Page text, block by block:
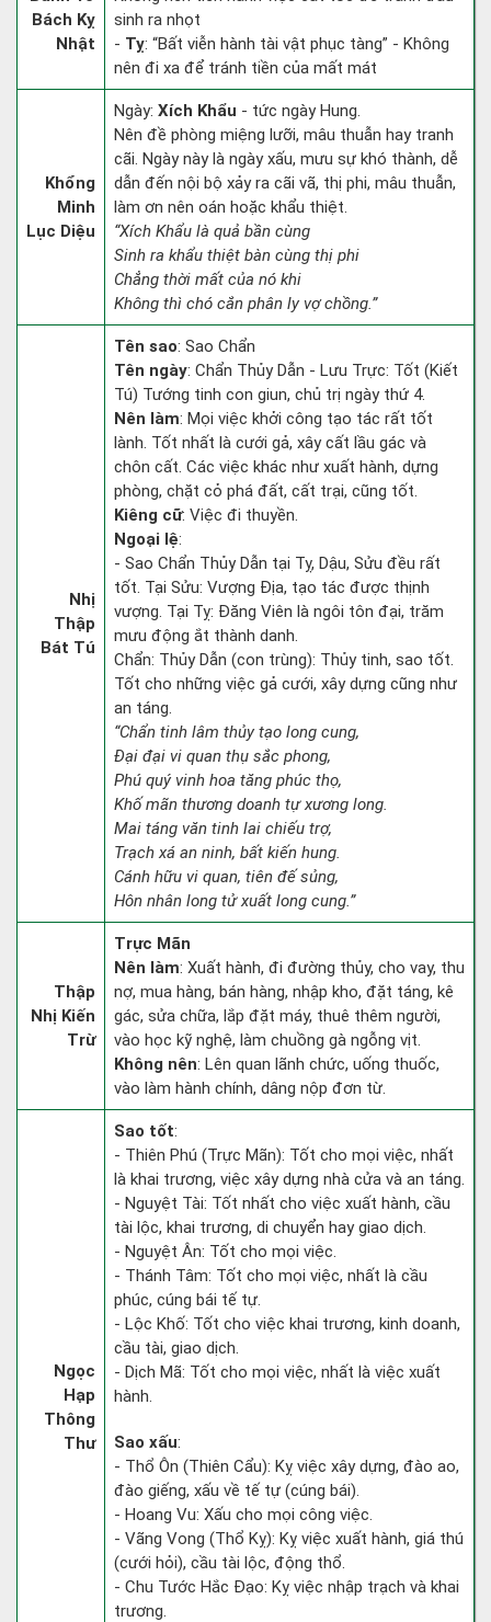
Bách Kỵ
Nhật
sinh ra nhọt
- Tỵ: “Bất viễn hành tài vật phục tàng” - Không
nên đi xa để tránh tiền của mất mát
Khổng
Minh
Lục Diệu
Ngày: Xích Khẩu - tức ngày Hung.
Nên đề phòng miệng lưỡi, mâu thuẫn hay tranh
cãi. Ngày này là ngày xấu, mưu sự khó thành, dễ
dẫn đến nội bộ xảy ra cãi vã, thị phi, mâu thuẫn,
làm ơn nên oán hoặc khẩu thiệt.
“Xích Khẩu là quả bần cùng
Sinh ra khẩu thiệt bàn cùng thị phi
Chẳng thời mất của nó khi
Không thì chó cắn phân ly vợ chồng.”
Nhị
Thập
Bát Tú
Tên sao: Sao Chẩn
Tên ngày: Chẩn Thủy Dẫn - Lưu Trực: Tốt (Kiết
Tú) Tướng tinh con giun, chủ trị ngày thứ 4.
Nên làm: Mọi việc khởi công tạo tác rất tốt
lành. Tốt nhất là cưới gả, xây cất lầu gác và
chôn cất. Các việc khác như xuất hành, dựng
phòng, chặt cỏ phá đất, cất trại, cũng tốt.
Kiêng cữ: Việc đi thuyền.
Ngoại lệ:
- Sao Chẩn Thủy Dẫn tại Tỵ, Dậu, Sửu đều rất
tốt. Tại Sửu: Vượng Địa, tạo tác được thịnh
vượng. Tại Tỵ: Đăng Viên là ngôi tôn đại, trăm
mưu động ắt thành danh.
Chẩn: Thủy Dẫn (con trùng): Thủy tinh, sao tốt.
Tốt cho những việc gả cưới, xây dựng cũng như
an táng.
“Chẩn tinh lâm thủy tạo long cung,
Đại đại vi quan thụ sắc phong,
Phú quý vinh hoa tăng phúc thọ,
Khố mãn thương doanh tự xương long.
Mai táng văn tinh lai chiếu trợ,
Trạch xá an ninh, bất kiến hung.
Cánh hữu vi quan, tiên đế sủng,
Hôn nhân long tử xuất long cung.”
Thập
Nhị Kiến
Trừ
Trực Mãn
Nên làm: Xuất hành, đi đường thủy, cho vay, thu
nợ, mua hàng, bán hàng, nhập kho, đặt táng, kê
gác, sửa chữa, lắp đặt máy, thuê thêm người,
vào học kỹ nghệ, làm chuồng gà ngỗng vịt.
Không nên: Lên quan lãnh chức, uống thuốc,
vào làm hành chính, dâng nộp đơn từ.
Ngọc
Hạp
Thông
Thư
Sao tốt:
- Thiên Phú (Trực Mãn): Tốt cho mọi việc, nhất
là khai trương, việc xây dựng nhà cửa và an táng.
- Nguyệt Tài: Tốt nhất cho việc xuất hành, cầu
tài lộc, khai trương, di chuyển hay giao dịch.
- Nguyệt Ân: Tốt cho mọi việc.
- Thánh Tâm: Tốt cho mọi việc, nhất là cầu
phúc, cúng bái tế tự.
- Lộc Khố: Tốt cho việc khai trương, kinh doanh,
cầu tài, giao dịch.
- Dịch Mã: Tốt cho mọi việc, nhất là việc xuất
hành.
Sao xấu:
- Thổ Ôn (Thiên Cẩu): Kỵ việc xây dựng, đào ao,
đào giếng, xấu về tế tự (cúng bái).
- Hoang Vu: Xấu cho mọi công việc.
- Vãng Vong (Thổ Kỵ): Kỵ việc xuất hành, giá thú
(cưới hỏi), cầu tài lộc, động thổ.
- Chu Tước Hắc Đạo: Kỵ việc nhập trạch và khai
trương.